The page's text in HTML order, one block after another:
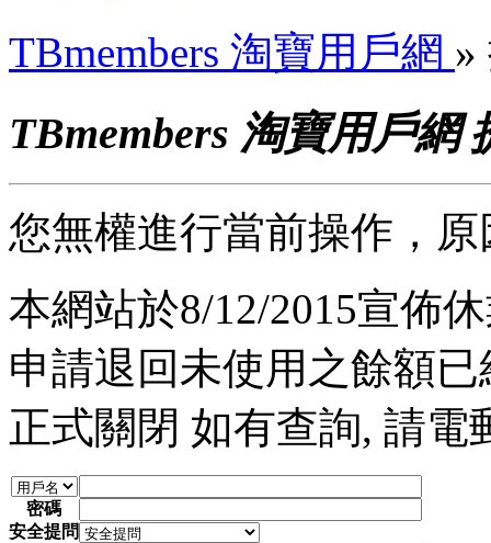
TBmembers 淘寶用戶網 »
TBmembers 淘寶用戶網
您無權進行當前操作，
本網站於8/12/2015宣佈
申請退回未使用之餘額
正式關閉 如有查詢, 請電
密碼
安全提問